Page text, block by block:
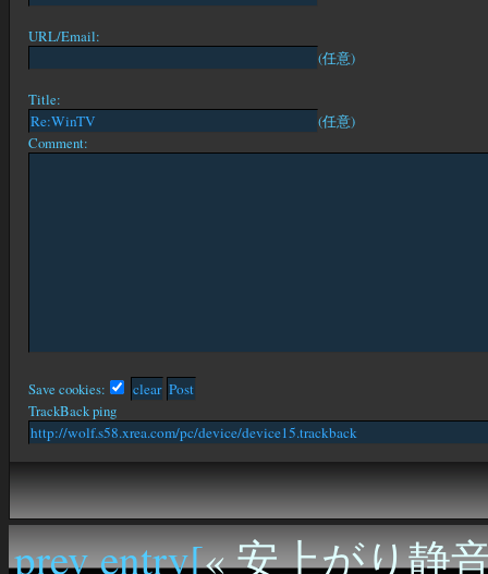
URL/Email:
(任意)
Title:
(任意)
Comment:
Save cookies:
TrackBack ping
prev entry[« 安上がり静